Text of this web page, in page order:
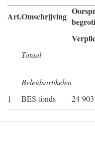
Art.Omschrijving
Totaal
Beleidsartikelen
1
BES-fonds 24 903